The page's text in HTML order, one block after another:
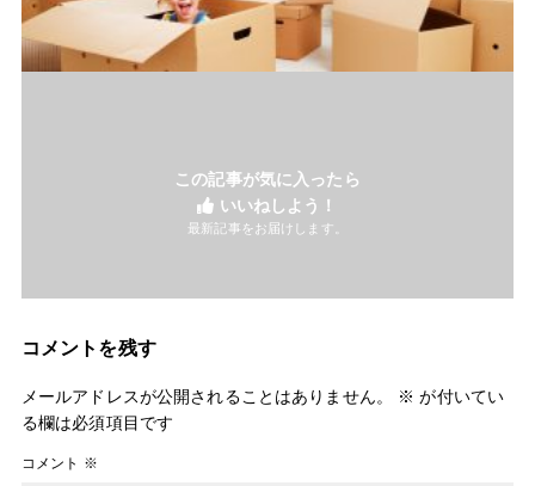
この記事が気に入ったら
いいねしよう！
最新記事をお届けします。
コメントを残す
メールアドレスが公開されることはありません。 ※ が付いてい
る欄は必須項目です
コメント ※